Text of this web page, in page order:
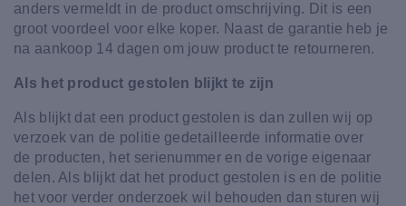
anders vermeldt in de product omschrijving. Dit is een
groot voordeel voor elke koper. Naast de garantie heb je
na aankoop 14 dagen om jouw product te retourneren.
Als het product gestolen blijkt te zijn
Als blijkt dat een product gestolen is dan zullen wij op
verzoek van de politie gedetailleerde informatie over
de producten, het serienummer en de vorige eigenaar
delen. Als blijkt dat het product gestolen is en de politie
het voor verder onderzoek wil behouden dan sturen wij